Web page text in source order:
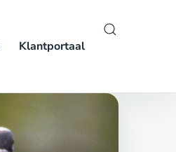
Klantportaal